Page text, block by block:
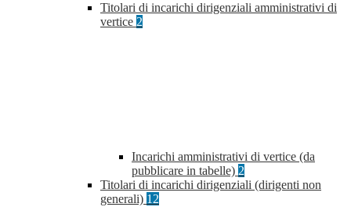
Titolari di incarichi dirigenziali amministrativi di
vertice 2
Incarichi amministrativi di vertice (da
pubblicare in tabelle) 2
Titolari di incarichi dirigenziali (dirigenti non
generali) 12